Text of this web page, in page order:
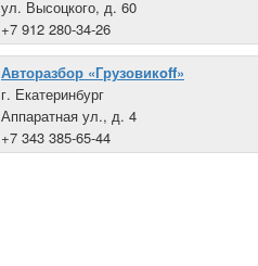
ул. Высоцкого, д. 60
+7 912 280-34-26
Авторазбор «Грузовикoff»
г. Екатеринбург
Аппаратная ул., д. 4
+7 343 385-65-44